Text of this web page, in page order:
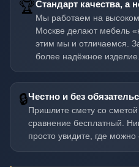
🏆Стандарт качества, а
Мы работаем на
Москве делают мебель
этим мы и отличаемся.
более надёжное изделие.
🔒Честно и без
Пришлите смету со
сравнение бесплатный.
просто увидите, где можно